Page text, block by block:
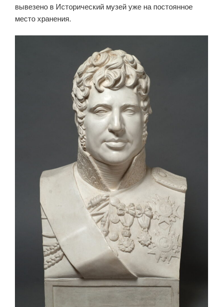
вывезено в Исторический музей уже на постоянное
место хранения.